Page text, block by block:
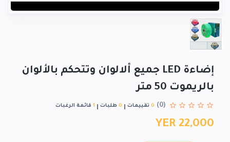
إضاءة LED جميع ألالوان وتتحكم بالألوان
بالريموت 50 متر
(0)
0 تقييمات 0 طلبات 1 قائمة الرغبات
YER 22,000